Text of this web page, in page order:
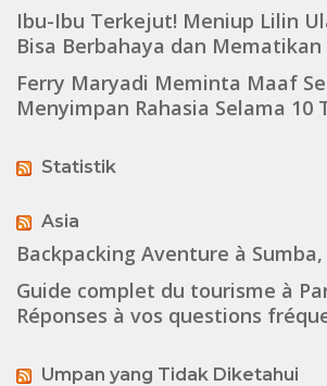
Ibu-Ibu Terkejut! Meniup Lilin
Bisa Berbahaya dan Mematikan
Ferry Maryadi Meminta Maaf
Menyimpan Rahasia Selama 10
Statistik
Asia
Backpacking Aventure à
Guide complet du tourisme à
Réponses à vos questions
Umpan yang Tidak Diketahui